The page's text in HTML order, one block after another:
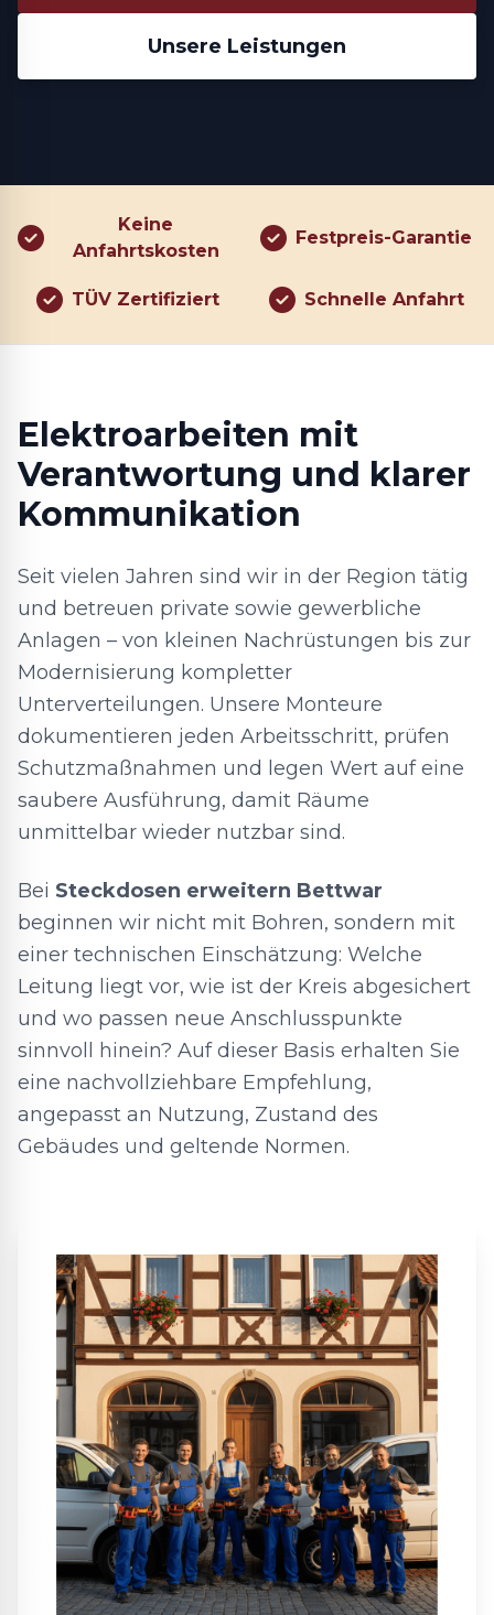
Unsere Leistungen
Keine
Anfahrtskosten
Festpreis-Garantie
TÜV Zertifiziert Schnelle Anfahrt
Elektroarbeiten mit
Verantwortung und klarer
Kommunikation
Seit vielen Jahren sind wir in der Region tätig
und betreuen private sowie gewerbliche
Anlagen – von kleinen Nachrüstungen bis zur
Modernisierung kompletter
Unterverteilungen. Unsere Monteure
dokumentieren jeden Arbeitsschritt, prüfen
Schutzmaßnahmen und legen Wert auf eine
saubere Ausführung, damit Räume
unmittelbar wieder nutzbar sind.
Bei Steckdosen erweitern Bettwar
beginnen wir nicht mit Bohren, sondern mit
einer technischen Einschätzung: Welche
Leitung liegt vor, wie ist der Kreis abgesichert
und wo passen neue Anschlusspunkte
sinnvoll hinein? Auf dieser Basis erhalten Sie
eine nachvollziehbare Empfehlung,
angepasst an Nutzung, Zustand des
Gebäudes und geltende Normen.